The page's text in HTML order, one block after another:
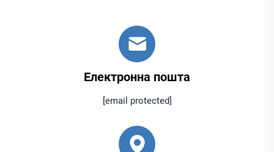
Електронна пошта
[email protected]